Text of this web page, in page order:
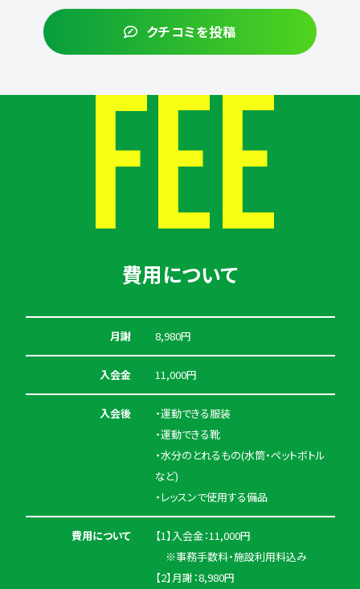
クチコミを投稿
FEE
費用について
月謝 8,980円
入会金 11,000円
入会後
・運動できる服装
・運動できる靴
・水分のとれるもの(水筒・ペットボトル
など)
・レッスンで使用する備品
費用について
【1】入会金：11,000円
※事務手数料・施設利用料込み
【2】月謝：8,980円